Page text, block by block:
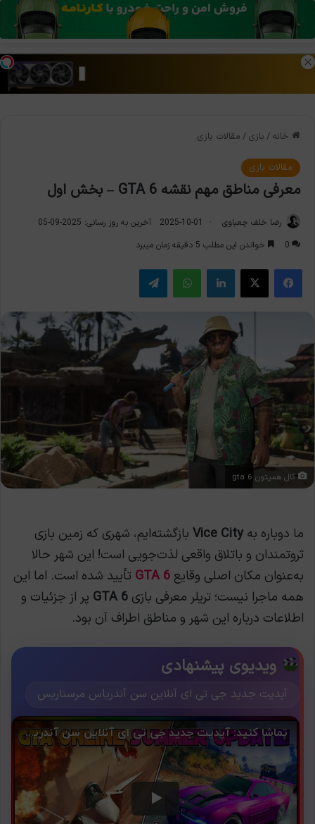
خانه / بازی / مقالات بازی
مقالات بازی
معرفی مناطق مهم نقشه GTA 6 – بخش اول
رضا خلف چعباوی 2025-10-01
آخرین به روز رسانی: 2025-09-05
0
خواندن این مطلب 5 دقیقه زمان میبرد
فیس بوک X لینکدین واتس آپ تلگرام
کال همپتون gta 6
ما دوباره به Vice City بازگشته‌ایم، شهری که زمین بازی
ثروتمندان و باتلاق واقعی لذت‌جویی است! این شهر حالا
به‌عنوان مکان اصلی وقایع GTA 6 تأیید شده است. اما این
همه ماجرا نیست؛ تریلر معرفی بازی GTA 6 پر از جزئیات و
اطلاعات درباره این شهر و مناطق اطراف آن بود.
ویدیوی پیشنهادی
آپدیت جدید جی تی ای آنلاین سن آندریاس مرسناریس